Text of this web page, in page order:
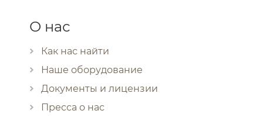
О нас
Как нас найти
Наше оборудование
Документы и лицензии
Пресса о нас